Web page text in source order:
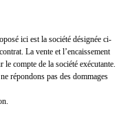
ici est la société désignée ci-
La vente et l’encaissement
compte de la société exécutante.
répondons pas des dommages